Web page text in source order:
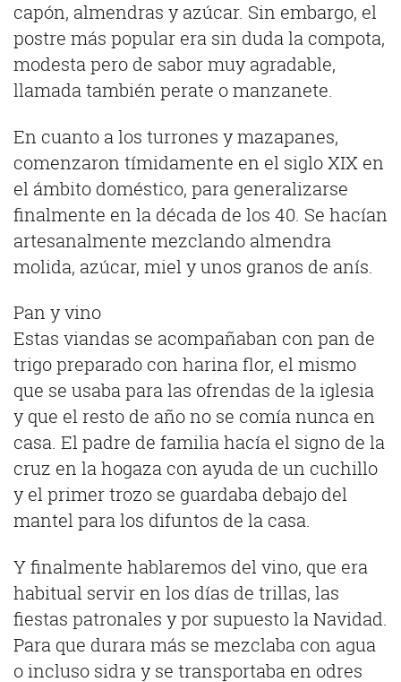
capón, almendras y azúcar. Sin embargo, el
postre más popular era sin duda la compota,
modesta pero de sabor muy agradable,
llamada también perate o manzanete.
En cuanto a los turrones y mazapanes,
comenzaron tímidamente en el siglo XIX en
el ámbito doméstico, para generalizarse
finalmente en la década de los 40. Se hacían
artesanalmente mezclando almendra
molida, azúcar, miel y unos granos de anís.
Pan y vino
Estas viandas se acompañaban con pan de
trigo preparado con harina flor, el mismo
que se usaba para las ofrendas de la iglesia
y que el resto de año no se comía nunca en
casa. El padre de familia hacía el signo de la
cruz en la hogaza con ayuda de un cuchillo
y el primer trozo se guardaba debajo del
mantel para los difuntos de la casa.
Y finalmente hablaremos del vino, que era
habitual servir en los días de trillas, las
fiestas patronales y por supuesto la Navidad.
Para que durara más se mezclaba con agua
o incluso sidra y se transportaba en odres